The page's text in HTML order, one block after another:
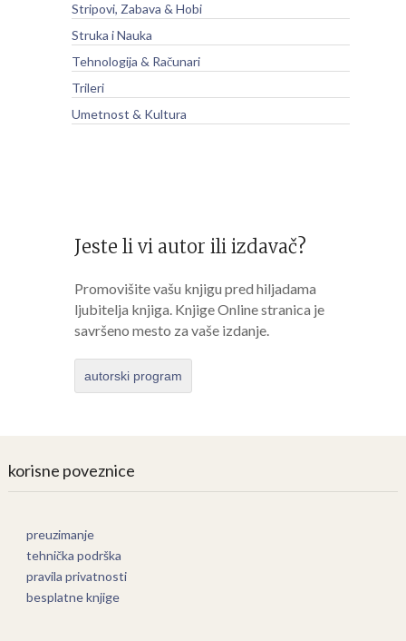
Stripovi, Zabava & Hobi
Struka i Nauka
Tehnologija & Računari
Trileri
Umetnost & Kultura
Jeste li vi autor ili izdavač?
Promovišite vašu knjigu pred hiljadama
ljubitelja knjiga. Knjige Online stranica je
savršeno mesto za vaše izdanje.
autorski program
korisne poveznice
preuzimanje
tehnička podrška
pravila privatnosti
besplatne knjige